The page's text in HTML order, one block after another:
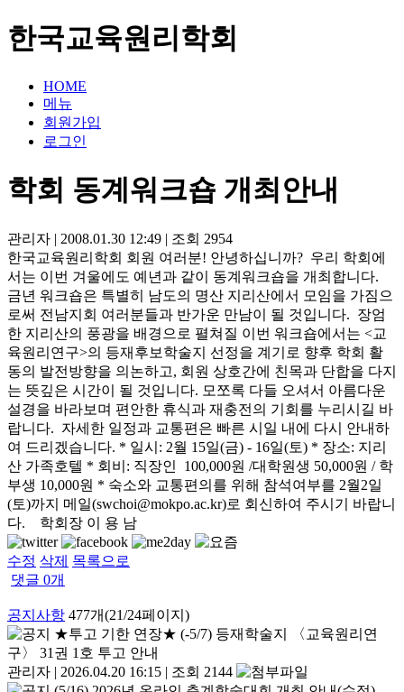
한국교육원리학회
HOME
메뉴
회원가입
로그인
학회 동계워크숍 개최안내
관리자 | 2008.01.30 12:49 | 조회 2954
한국교육원리학회 회원 여러분! 안녕하십니까? 우리 학회에
서는 이번 겨울에도 예년과 같이 동계워크숍을 개최합니다.
금년 워크숍은 특별히 남도의 명산 지리산에서 모임을 가짐으
로써 전남지회 여러분들과 반가운 만남이 될 것입니다. 장엄
한 지리산의 풍광을 배경으로 펼쳐질 이번 워크숍에서는 <교
육원리연구>의 등재후보학술지 선정을 계기로 향후 학회 활
동의 발전방향을 의논하고, 회원 상호간에 친목과 단합을 다지
는 뜻깊은 시간이 될 것입니다. 모쪼록 다들 오셔서 아름다운
설경을 바라보며 편안한 휴식과 재충전의 기회를 누리시길 바
랍니다. 자세한 일정과 교통편은 빠른 시일 내에 다시 안내하
여 드리겠습니다. * 일시: 2월 15일(금) - 16일(토) * 장소: 지리
산 가족호텔 * 회비: 직장인 100,000원 /대학원생 50,000원 / 학
부생 10,000원 * 숙소와 교통편의를 위해 참석여부를 2월2일
(토)까지 메일(swchoi@mokpo.ac.kr)로 회신하여 주시기 바랍니
다. 학회장 이 용 남
수정 삭제 목록으로
댓글 0개
공지사항 477개(21/24페이지)
★투고 기한 연장★ (-5/7) 등재학술지 〈교육원리연
구〉 31권 1호 투고 안내
관리자 | 2026.04.20 16:15 | 조회 2144